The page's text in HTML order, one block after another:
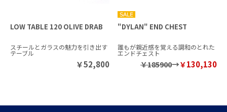
LOW TABLE 120 OLIVE DRAB
スチールとガラスの魅力を引き出す
テーブル
￥52,800
"DYLAN" END CHEST
誰もが親近感を覚える調和のとれた
エンドチェスト
￥185900→￥130,130